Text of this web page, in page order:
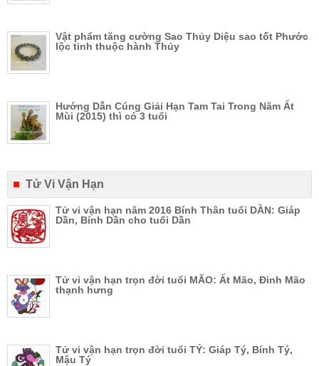
Vật phẩm tăng cường Sao Thủy Diệu sao tốt Phước
lộc tinh thuộc hành Thủy
Hướng Dẫn Cúng Giải Hạn Tam Tai Trong Năm Ất
Mùi (2015) thì có 3 tuổi
Tử Vi Vận Hạn
Tử vi vận hạn năm 2016 Bính Thân tuổi DẦN: Giáp
Dần, Bính Dần cho tuổi Dần
Tử vi vận hạn trọn đời tuổi MÃO: Ất Mão, Đinh Mão
thạnh hưng
Tử vi vận hạn trọn đời tuổi TÝ: Giáp Tý, Bính Tý,
Mậu Tý